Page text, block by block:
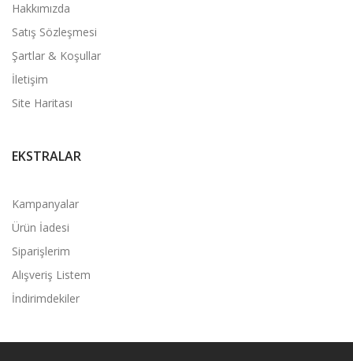
Hakkımızda
Satış Sözleşmesi
Şartlar & Koşullar
İletişim
Site Haritası
EKSTRALAR
Kampanyalar
Ürün İadesi
Siparişlerim
Alışveriş Listem
İndirimdekiler